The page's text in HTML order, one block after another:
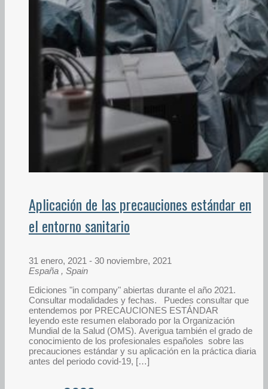
Aplicación de las precauciones estándar en
el entorno sanitario
31 enero, 2021 - 30 noviembre, 2021
España , Spain
Ediciones "in company" abiertas durante el año 2021.
Consultar modalidades y fechas. Puedes consultar que
entendemos por PRECAUCIONES ESTÁNDAR
leyendo este resumen elaborado por la Organización
Mundial de la Salud (OMS). Averigua también el grado de
conocimiento de los profesionales españoles sobre las
precauciones estándar y su aplicación en la práctica diaria
antes del periodo covid-19, […]